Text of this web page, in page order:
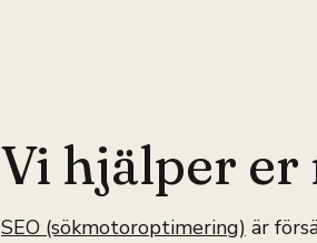
Vi hjälper er
SEO (sökmotoroptimering) är